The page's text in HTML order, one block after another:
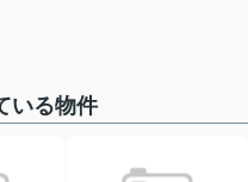
いる物件